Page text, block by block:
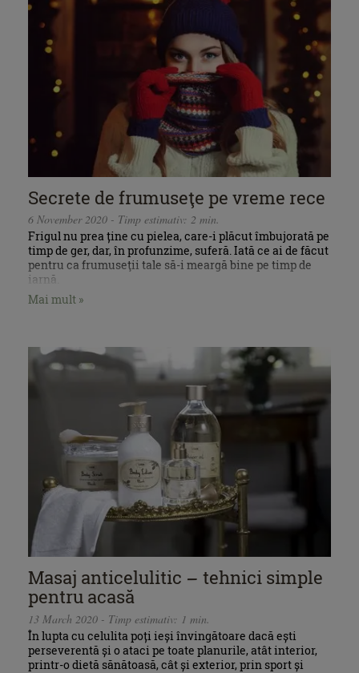
Secrete de frumuseţe pe vreme rece
6 November 2020 - Timp estimativ: 2 min.
Frigul nu prea ține cu pielea, care-i plăcut îmbujorată pe
timp de ger, dar, în profunzime, suferă. Iată ce ai de făcut
pentru ca frumuseţii tale să-i meargă bine pe timp de
iarnă.
Mai mult »
Masaj anticelulitic – tehnici simple
pentru acasă
13 March 2020 - Timp estimativ: 1 min.
În lupta cu celulita poți ieși învingătoare dacă ești
perseverentă și o ataci pe toate planurile, atât interior,
printr-o dietă sănătoasă, cât și exterior, prin sport și